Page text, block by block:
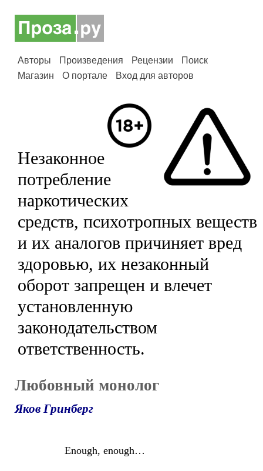
Авторы Произведения Рецензии
Поиск
Магазин
О портале Вход для авторов
Незаконное
потребление
наркотических
средств, психотропных веществ
и их аналогов причиняет вред
здоровью, их незаконный
оборот запрещен и влечет
установленную
законодательством
ответственность.
Любовный монолог
Яков Гринберг
Enough, enough…